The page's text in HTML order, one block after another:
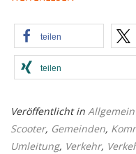
teilen
teilen
Veröffentlicht in Allgemein
Scooter, Gemeinden,
Umleitung, Verkehr,